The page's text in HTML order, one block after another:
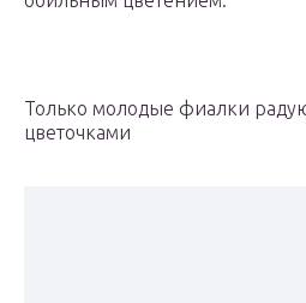
Только молодые фиалки
цветочками